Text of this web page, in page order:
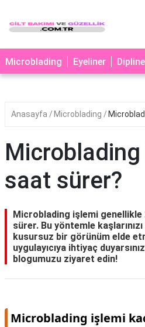
MAKYAJ
MİCROBLADİNG
LAZER
PROTEZ
PEELİNG
ERKEK
BAKIMI
CİLT
BAKIMI
Microblading Eyeliner
Anasayfa Microblading
saat sürer?
Microblading işlemi genellikle
sürer. Bu yöntemle
kusursuz bir görünüm elde
uygulayıcıya ihtiyaç
blogumuzu ziyaret edin!
Microblading işlemi